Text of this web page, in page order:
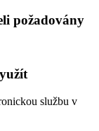
požadovány
službu v